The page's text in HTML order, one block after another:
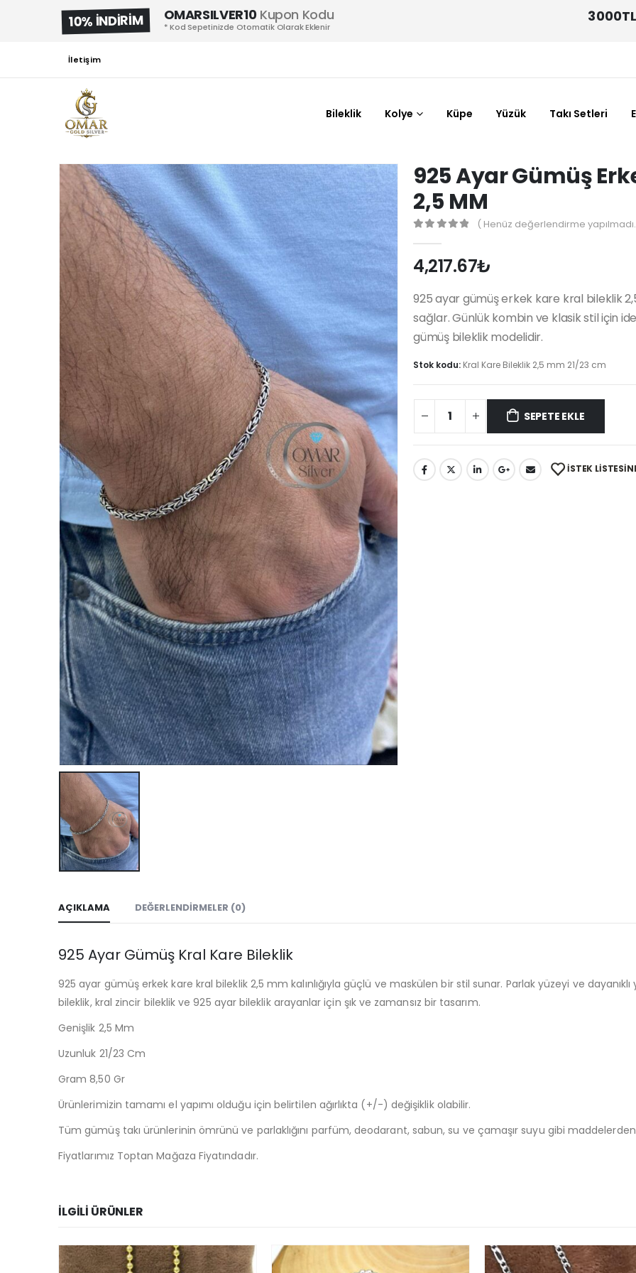
10% İNDİRİM OMARSILVER10Kupon Kodu
* Kod Sepetinizde Otomatik Olarak Eklenir
İletişim
Bileklik Kolye Küpe Yüzük Takı Setleri
925 Ayar Gümüş
2,5 MM
( Henüz değerlendirme
4,217.67₺
925 ayar gümüş erkek kare kral bileklik
sağlar. Günlük kombin ve klasik stil için
gümüş bileklik modelidir.
Stok kodu: Kral Kare Bileklik 2,5 mm 21/23 cm
SEPETE EKLE
İSTEK
AÇIKLAMA DEĞERLENDIRMELER (0)
925 Ayar Gümüş Kral Kare Bileklik
925 ayar gümüş erkek kare kral bileklik 2,5 mm kalınlığıyla güçlü ve maskülen bir stil sunar. Parlak yüzeyi ve
bileklik, kral zincir bileklik ve 925 ayar bileklik arayanlar için şık ve zamansız bir tasarım.
Genişlik 2,5 Mm
Uzunluk 21/23 Cm
Gram 8,50 Gr
Ürünlerimizin tamamı el yapımı olduğu için belirtilen ağırlıkta (+/-) değişiklik olabilir.
Tüm gümüş takı ürünlerinin ömrünü ve parlaklığını parfüm, deodarant, sabun, su ve çamaşır suyu gibi
Fiyatlarımız Toptan Mağaza Fiyatındadır.
İLGILI ÜRÜNLER